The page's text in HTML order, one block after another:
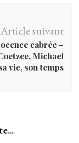
Article suivant
cabrée –
Michael
vie, son temps